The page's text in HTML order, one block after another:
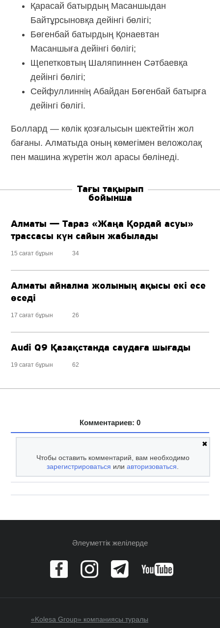
Қарасай батырдың Масаншыдан
Байтұрсыновқа дейінгі бөлігі;
Бөгенбай батырдың Қонаевтан
Масаншыға дейінгі бөлігі;
Щепетковтың Шаляпиннен Сәтбаевқа
дейінгі бөлігі;
Сейфуллиннің Абайдан Бөгенбай батырға
дейінгі бөлігі.
Боллард — көлік қозғалысын шектейтін жол
бағаны. Алматыда оның көмегімен веложолақ
пен машина жүретін жол арасы бөлінеді.
Тағы тақырып
бойынша
Алматы — Тараз «Жаңа Қордай асуы»
трассасы күн сайын жабылады
15 сағат бұрын 34
Алматы айналма жолының ақысы екі есе
өседі
17 сағат бұрын 26
Audi Q9 Қазақстанда саудаға шығады
19 сағат бұрын 62
Комментариев: 0
✖
Чтобы оставить комментарий, вам необходимо
зарегистрироваться илиавторизоваться.
Әлеуметтік желілерде
«Kolesa Group» компаниясы туралы